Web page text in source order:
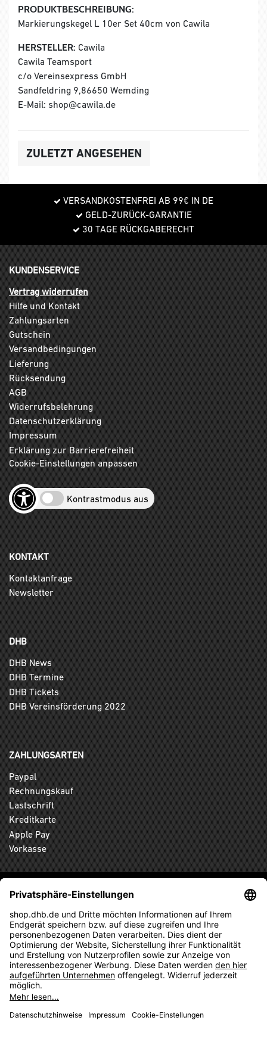
PRODUKTBESCHREIBUNG:
Markierungskegel L 10er Set 40cm von Cawila
HERSTELLER: Cawila
Cawila Teamsport
c/o Vereinsexpress GmbH
Sandfeldring 9,86650 Wemding
E-Mail: shop@cawila.de
ZULETZT ANGESEHEN
VERSANDKOSTENFREI AB 99€ IN DE
GELD-ZURÜCK-GARANTIE
30 TAGE RÜCKGABERECHT
KUNDENSERVICE
Vertrag widerrufen
Hilfe und Kontakt
Zahlungsarten
Gutschein
Versandbedingungen
Lieferung
Rücksendung
AGB
Widerrufsbelehrung
Datenschutzerklärung
Impressum
Erklärung zur Barrierefreiheit
Cookie-Einstellungen anpassen
Kontrastmodus aus
KONTAKT
Kontaktanfrage
Newsletter
DHB
DHB News
DHB Termine
DHB Tickets
DHB Vereinsförderung 2022
ZAHLUNGSARTEN
Paypal
Rechnungskauf
Lastschrift
Kreditkarte
Apple Pay
Vorkasse
ABONNIEREN SIE DEN KOSTENLOSEN DHB-FANSHOP
NEWSLETTER UND VERPASSEN SIE KEINE NEUIGKEIT ODER
AKTION MEHR.
ANMELDEN